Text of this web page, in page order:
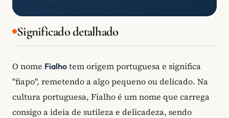
Significado detalhado
O nome Fialho tem origem portuguesa e significa
"fiapo", remetendo a algo pequeno ou delicado. Na
cultura portuguesa, Fialho é um nome que carrega
consigo a ideia de sutileza e delicadeza, sendo